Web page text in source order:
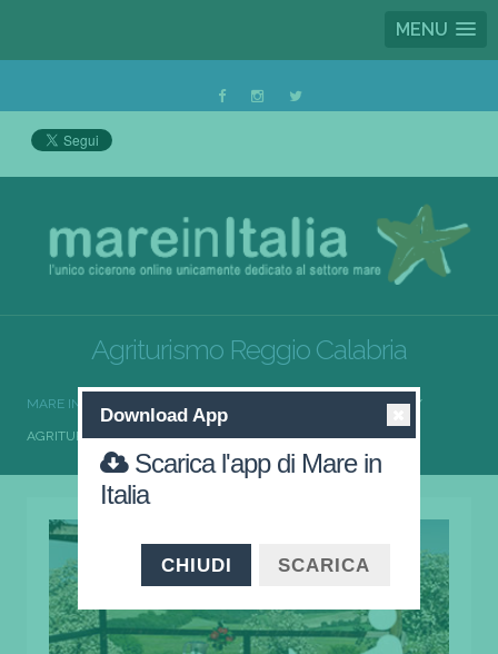
MENU
Agriturismo Reggio Calabria
MARE IN ITALIA AGRITURISMO CALABRIA
AGRITURISMO REGGIO CALABRIA
Download App
Scarica l'app di Mare in
Italia
CHIUDI SCARICA